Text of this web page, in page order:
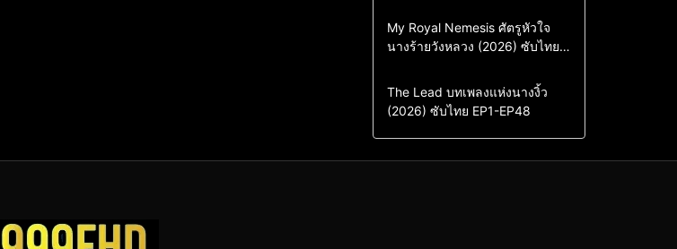
Comedy
Drama
Sci-Fi & Fantasy
ซีรี่ย์เกาหลี
My Royal Nemesis ศัตรูหัวใจ
นางร้ายวังหลวง (2026) ซับไทย
Drama
ซีรี่ย์จีน
ซีรี่ย์จีนซับไทย
The Lead บทเพลงแห่งนางงิ้ว
(2026) ซับไทย EP1-EP48